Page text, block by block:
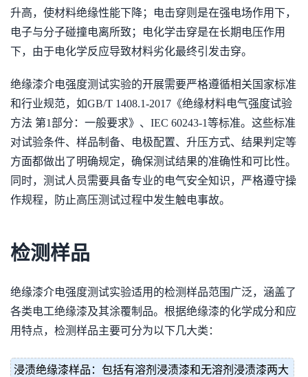
升高，使材料绝缘性能下降；电击穿则是在强电场作用下，
电子与分子碰撞电离所致；电化学击穿是在长期电压作用
下，由于电化学反应导致材料劣化最终引发击穿。
绝缘漆介电强度测试实验的开展需要严格遵循相关国家标准
和行业规范，如GB/T 1408.1-2017《绝缘材料电气强度试验
方法 第1部分：一般要求》、IEC 60243-1等标准。这些标准
对试验条件、样品制备、电极配置、升压方式、结果判定等
方面都做出了明确规定，确保测试结果的准确性和可比性。
同时，测试人员需要具备专业的电气安全知识，严格遵守操
作规程，防止高压测试过程中发生触电事故。
检测样品
绝缘漆介电强度测试实验适用的检测样品范围广泛，涵盖了
各类电工绝缘漆及其涂覆制品。根据绝缘漆的化学成分和应
用特点，检测样品主要可分为以下几大类：
浸渍绝缘漆样品：包括有溶剂浸渍漆和无溶剂浸渍漆两大